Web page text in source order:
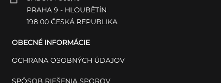
PRAHA 9 - HLOUBĚTÍN
198 00 ČESKÁ REPUBLIKA
OBECNÉ INFORMÁCIE
OCHRANA OSOBNÝCH ÚDAJOV
SPÔSOB RIEŠENIA SPOROV